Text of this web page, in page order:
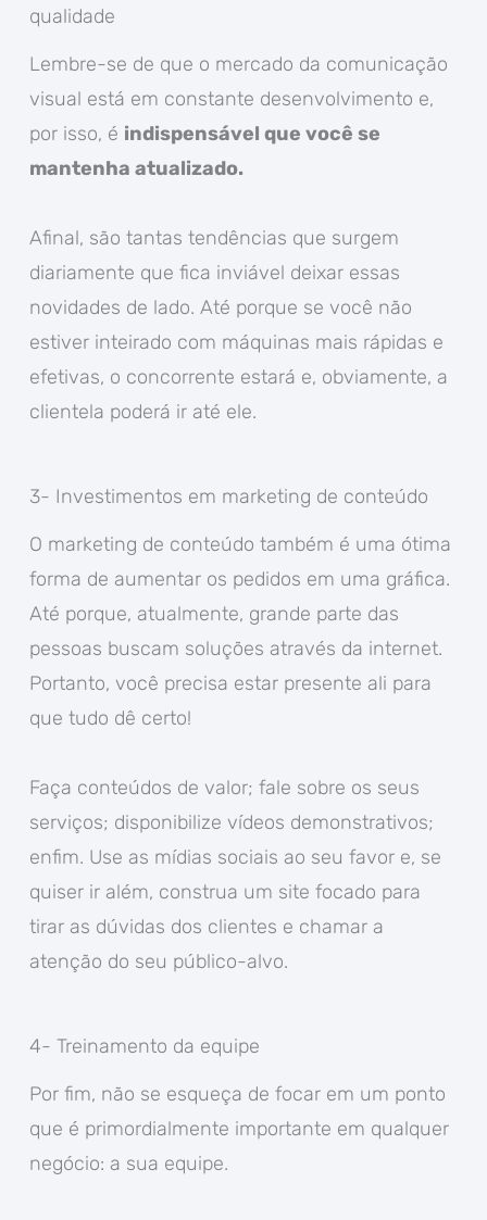
qualidade
Lembre-se de que o mercado da comunicação
visual está em constante desenvolvimento e,
por isso, é indispensável que você se
mantenha atualizado.
Afinal, são tantas tendências que surgem
diariamente que fica inviável deixar essas
novidades de lado. Até porque se você não
estiver inteirado com máquinas mais rápidas e
efetivas, o concorrente estará e, obviamente, a
clientela poderá ir até ele.
3- Investimentos em marketing de conteúdo
O marketing de conteúdo também é uma ótima
forma de aumentar os pedidos em uma gráfica.
Até porque, atualmente, grande parte das
pessoas buscam soluções através da internet.
Portanto, você precisa estar presente ali para
que tudo dê certo!
Faça conteúdos de valor; fale sobre os seus
serviços; disponibilize vídeos demonstrativos;
enfim. Use as mídias sociais ao seu favor e, se
quiser ir além, construa um site focado para
tirar as dúvidas dos clientes e chamar a
atenção do seu público-alvo.
4- Treinamento da equipe
Por fim, não se esqueça de focar em um ponto
que é primordialmente importante em qualquer
negócio: a sua equipe.